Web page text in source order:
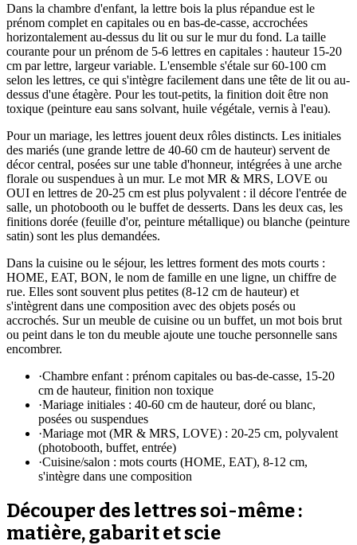
Dans la chambre d'enfant, la lettre bois la plus répandue est le
prénom complet en capitales ou en bas-de-casse, accrochées
horizontalement au-dessus du lit ou sur le mur du fond. La taille
courante pour un prénom de 5-6 lettres en capitales : hauteur 15-20
cm par lettre, largeur variable. L'ensemble s'étale sur 60-100 cm
selon les lettres, ce qui s'intègre facilement dans une tête de lit ou au-
dessus d'une étagère. Pour les tout-petits, la finition doit être non
toxique (peinture eau sans solvant, huile végétale, vernis à l'eau).
Pour un mariage, les lettres jouent deux rôles distincts. Les initiales
des mariés (une grande lettre de 40-60 cm de hauteur) servent de
décor central, posées sur une table d'honneur, intégrées à une arche
florale ou suspendues à un mur. Le mot MR & MRS, LOVE ou
OUI en lettres de 20-25 cm est plus polyvalent : il décore l'entrée de
salle, un photobooth ou le buffet de desserts. Dans les deux cas, les
finitions dorée (feuille d'or, peinture métallique) ou blanche (peinture
satin) sont les plus demandées.
Dans la cuisine ou le séjour, les lettres forment des mots courts :
HOME, EAT, BON, le nom de famille en une ligne, un chiffre de
rue. Elles sont souvent plus petites (8-12 cm de hauteur) et
s'intègrent dans une composition avec des objets posés ou
accrochés. Sur un meuble de cuisine ou un buffet, un mot bois brut
ou peint dans le ton du meuble ajoute une touche personnelle sans
encombrer.
·Chambre enfant : prénom capitales ou bas-de-casse, 15-20
cm de hauteur, finition non toxique
·Mariage initiales : 40-60 cm de hauteur, doré ou blanc,
posées ou suspendues
·Mariage mot (MR & MRS, LOVE) : 20-25 cm, polyvalent
(photobooth, buffet, entrée)
·Cuisine/salon : mots courts (HOME, EAT), 8-12 cm,
s'intègre dans une composition
Découper des lettres soi-même :
matière, gabarit et scie